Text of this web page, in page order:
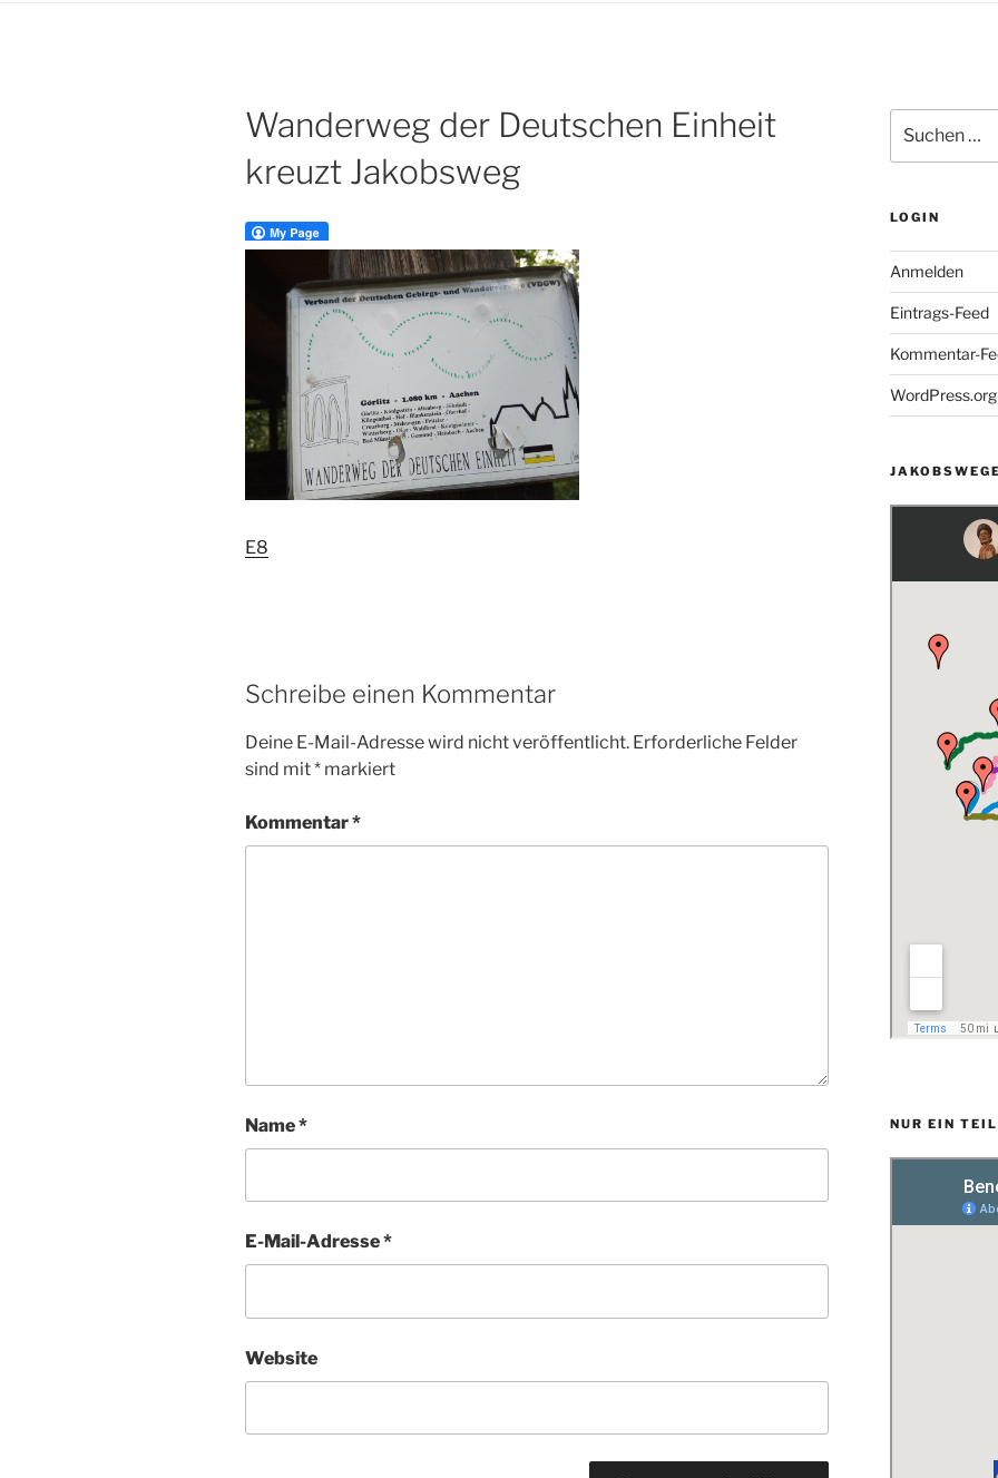
Wanderweg der Deutschen Einheit
kreuzt Jakobsweg
E8
Schreibe einen Kommentar
Deine E-Mail-Adresse wird nicht veröffentlicht. Erforderliche Felder
sind mit* markiert
Kommentar*
Name*
E-Mail-Adresse*
Website
nach:
LOGIN
Anmelden
Eintrags-Feed
Kommentar-
WordPress.org
NUR EIN